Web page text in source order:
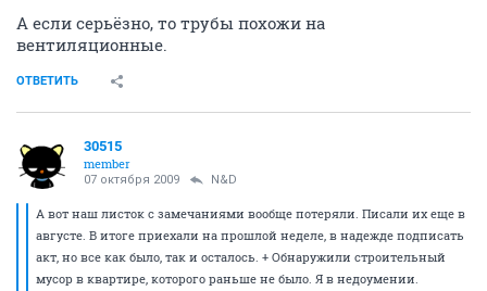
А если серьёзно, то трубы похожи на
вентиляционные.
ОТВЕТИТЬ
30515
member
07 октября 2009 N&D
А вот наш листок с замечаниями вообще потеряли. Писали их еще в
августе. В итоге приехали на прошлой неделе, в надежде подписать
акт, но все как было, так и осталось. + Обнаружили строительный
мусор в квартире, которого раньше не было. Я в недоумении.